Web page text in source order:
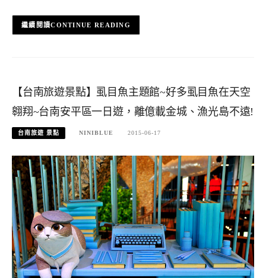
CONTINUE READING
【台南旅遊景點】虱目魚主題館~好多虱目魚在天空
翱翔~台南安平區一日遊，離億載金城、漁光島不遠!
台南旅遊 景點 NINIBLUE 2015-06-17